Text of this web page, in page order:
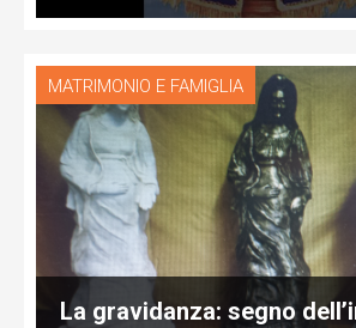
MATRIMONIO E FAMIGLIA
La gravidanza: segno